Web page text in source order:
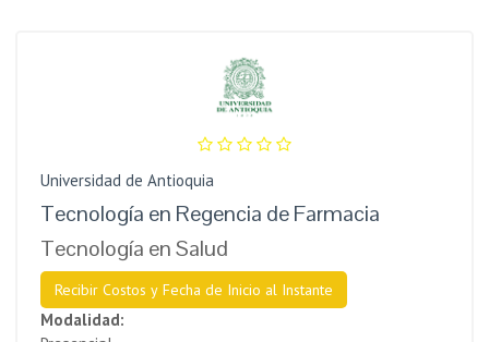
Universidad de Antioquia
Tecnología en Regencia de Farmacia
Tecnología en Salud
Recibir Costos y Fecha de Inicio al Instante
Modalidad: